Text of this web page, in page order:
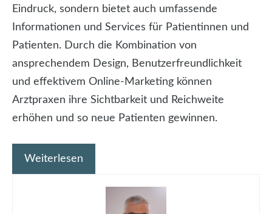
Eindruck, sondern bietet auch umfassende
Informationen und Services für Patientinnen und
Patienten. Durch die Kombination von
ansprechendem Design, Benutzerfreundlichkeit
und effektivem Online-Marketing können
Arztpraxen ihre Sichtbarkeit und Reichweite
erhöhen und so neue Patienten gewinnen.
Weiterlesen